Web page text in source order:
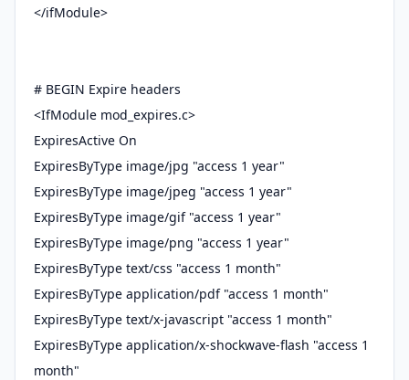
</ifModule>
# BEGIN Expire headers
<IfModule mod_expires.c>
ExpiresActive On
ExpiresByType image/jpg "access 1 year"
ExpiresByType image/jpeg "access 1 year"
ExpiresByType image/gif "access 1 year"
ExpiresByType image/png "access 1 year"
ExpiresByType text/css "access 1 month"
ExpiresByType application/pdf "access 1 month"
ExpiresByType text/x-javascript "access 1 month"
ExpiresByType application/x-shockwave-flash "access 1
month"